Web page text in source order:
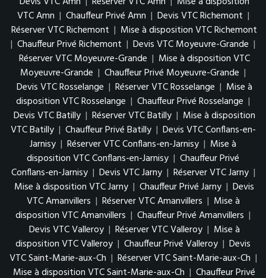
VTC Amn | Chauffeur Privé Amn | Devis VTC Richemont |
Réserver VTC Richemont | Mise à disposition VTC Richemont
| Chauffeur Privé Richemont | Devis VTC Moyeuvre-Grande |
Réserver VTC Moyeuvre-Grande | Mise à disposition VTC
Moyeuvre-Grande | Chauffeur Privé Moyeuvre-Grande |
Devis VTC Rosselange | Réserver VTC Rosselange | Mise à
disposition VTC Rosselange | Chauffeur Privé Rosselange |
Devis VTC Batilly | Réserver VTC Batilly | Mise à disposition
VTC Batilly | Chauffeur Privé Batilly | Devis VTC Conflans-en-
Jarnisy | Réserver VTC Conflans-en-Jarnisy | Mise à
disposition VTC Conflans-en-Jarnisy | Chauffeur Privé
Conflans-en-Jarnisy | Devis VTC Jarny | Réserver VTC Jarny |
Mise à disposition VTC Jarny | Chauffeur Privé Jarny | Devis
VTC Amanvillers | Réserver VTC Amanvillers | Mise à
disposition VTC Amanvillers | Chauffeur Privé Amanvillers |
Devis VTC Valleroy | Réserver VTC Valleroy | Mise à
disposition VTC Valleroy | Chauffeur Privé Valleroy | Devis
VTC Saint-Marie-aux-Ch | Réserver VTC Saint-Marie-aux-Ch |
Mise à disposition VTC Saint-Marie-aux-Ch | Chauffeur Privé